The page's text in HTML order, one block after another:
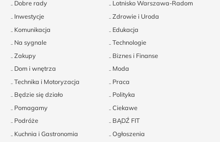
Dobre rady
Lotnisko Warszawa-Radom
Inwestycje
Zdrowie i Uroda
Komunikacja
Edukacja
Na sygnale
Technologie
Zakupy
Biznes i Finanse
Dom i wnętrza
Moda
Technika i Motoryzacja
Praca
Będzie się działo
Polityka
Pomagamy
Ciekawe
Podróże
BĄDŹ FIT
Kuchnia i Gastronomia
Ogłoszenia